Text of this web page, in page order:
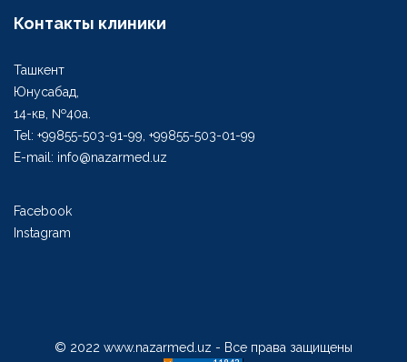
Контакты клиники
Ташкент
Юнусабад,
14-кв, №40а.
Tel: +99855-503-91-99, +99855-503-01-99
E-mail: info@nazarmed.uz
Facebook
Instagram
© 2022 www.nazarmed.uz - Все права защищены